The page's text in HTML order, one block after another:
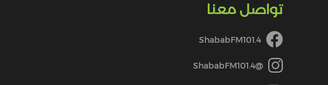
تواصل معنا
ShababFM101.4
@ShababFM101.4